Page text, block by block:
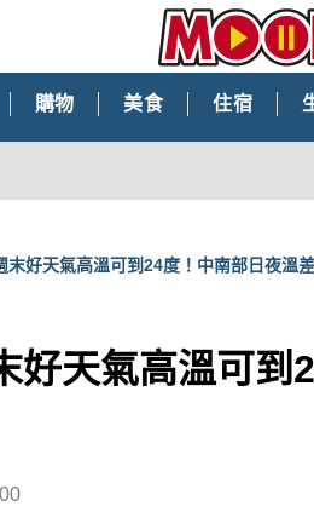
購物 美食 住宿
末好天氣高溫可到24度！中南部日夜溫
好天氣高溫可到